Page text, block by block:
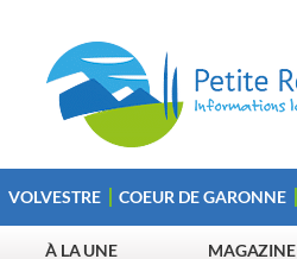
VOLVESTRE COEUR DE GARONNE
À LA UNE MAGAZINE